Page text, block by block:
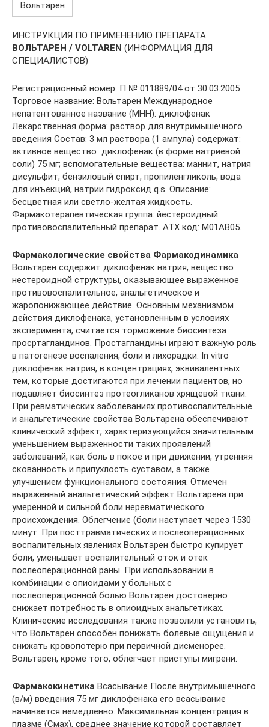
Вольтарен
ИНСТРУКЦИЯ ПО ПРИМЕНЕНИЮ ПРЕПАРАТА
ВОЛЬТАРЕН / VOLTAREN (ИНФОРМАЦИЯ ДЛЯ
СПЕЦИАЛИСТОВ)
Регистрационный номер: П № 011889/04 от 30.03.2005
Торговое название: Вольтарен Международное
непатентованное название (МНН): диклофенак
Лекарственная форма: раствор для внутримышечного
введения Состав: 3 мл раствора (1 ампула) содержат:
активное вещество  диклофенак (в форме натриевой
соли) 75 мг; вспомогательные вещества: маннит, натрия
дисульфит, бензиловый спирт, пропиленгликоль, вода
для инъекций, натрии гидроксид q.s. Описание:
бесцветная или светло-желтая жидкость.
Фармакотерапевтическая группа: йестероидный
противовоспалительный препарат. АТХ код: М01АВ05.
Фармакологические свойства Фармакодинамика
Вольтарен содержит диклофенак натрия, вещество
нестероидной структуры, оказывающее выраженное
противовоспалительное, анальгетическое и
жаропонижающее действие. Основным механизмом
действия диклофенака, установленным в условиях
эксперимента, считается торможение биосинтеза
просртагландинов. Простагландины играют важную роль
в патогенезе воспаления, боли и лихорадки. In vitro
диклофенак натрия, в концентрациях, эквивалентных
тем, которые достигаются при лечении пациентов, но
подавляет биосинтез протеогликанов хрящевой ткани.
При ревматических заболеваниях противоспалительные
и анальгетические свойства Вольтарена обеспечивают
клинический эффект, характеризующийся значительным
уменьшением выраженности таких проявлений
заболеваний, как боль в покое и при движении, утренняя
скованность и припухлость суставом, а также
улучшением функционального состояния. Отмечен
выраженный анальгетический эффект Вольтарена при
умеренной и сильной боли неревматического
происхождения. Облегчение (боли наступает через 1530
минут. При посттравматических и послеоперационных
воспалительных явлениях Вольтарен быстро купирует
боли, уменьшает воспалительный оток и отек
послеоперационной раны. При использовании в
комбинации с опиоидами у больных с
послеоперационной болью Вольтарен достоверно
снижает потребность в опиоидных анальгетиках.
Клинические исследования также позволили установить,
что Вольтарен способен понижать болевые ощущения и
снижать кровопотерю при первичной дисменорее.
Вольтарен, кроме того, облегчает приступы мигрени.
Фармакокинетика Всасывание После внутримышечного
(в/м) введения 75 мг диклофенака его всасывание
начинается немедленно. Максимальная концентрация в
плазме (Смах), среднее значение которой составляет